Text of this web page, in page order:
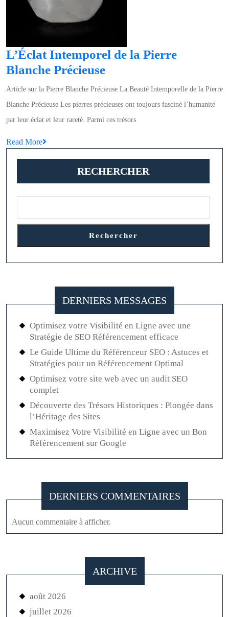
L’Éclat Intemporel de la Pierre
Blanche PrécieuseL’Éclat
Intemporel
de
la
Blanche
Précieuse
Article sur la Pierre Blanche Précieuse La Beauté Intemporelle de la Pierre
Blanche Précieuse Les pierres précieuses ont toujours fasciné l’humanité
par leur éclat et leur rareté. Parmi ces trésors
Read More
RECHERCHER
Rechercher
DERNIERS MESSAGES
Optimisez votre Visibilité en Ligne avec une
Stratégie de SEO Référencement efficace
Le Guide Ultime du Référenceur SEO : Astuces et
Stratégies pour un Référencement Optimal
Optimisez votre site web avec un audit SEO
complet
Découverte des Trésors Historiques : Plongée dans
l’Héritage des Sites
Maximisez Votre Visibilité en Ligne avec un Bon
Référencement sur Google
DERNIERS COMMENTAIRES
Aucun commentaire à afficher.
ARCHIVE
août 2026
juillet 2026